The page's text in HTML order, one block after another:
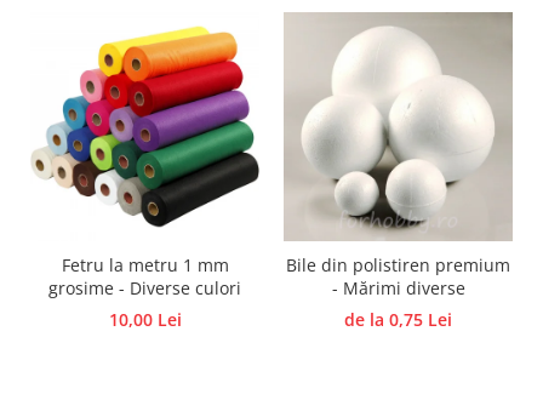
Stampile silicon
Ustensile, aparate
Cutter, trimmer
Perforatoare
Pistoale de lipit
Traforaj, pirogravura
Polistiren
Ceramica
Fetru la metru 1 mm
grosime - Diverse culori
10,00 Lei
Bile din polistiren premium
- Mărimi diverse
de la 0,75 Lei